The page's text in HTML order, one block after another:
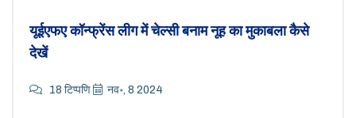
यूईएफए कॉन्फ्रेंस लीग में चेल्सी बनाम नूह का मुकाबला कैसे
देखें
18 टिप्पणि नव॰, 8 2024